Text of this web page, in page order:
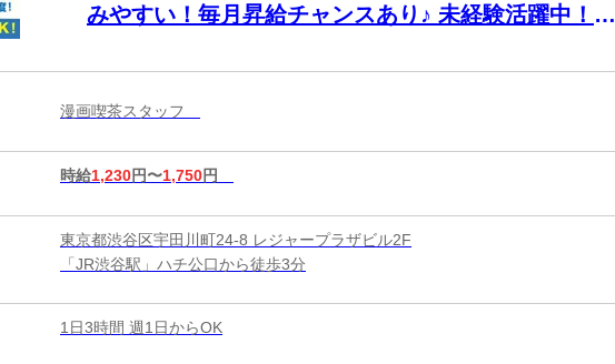
みやすい！毎月昇給チャンスあり♪ 未経験活躍中！髪
漫画喫茶スタッフ
時給1,230円〜1,750円
東京都渋谷区宇田川町24-8 レジャープラザビル2F
「JR渋谷駅」ハチ公口から徒歩3分
1日3時間 週1日からOK